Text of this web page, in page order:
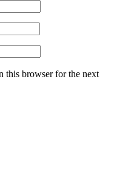
this browser for the next